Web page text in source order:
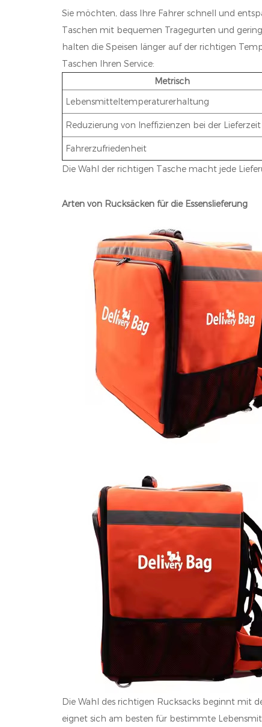
Sie möchten, dass Ihre Fahrer schnell und
Taschen mit bequemen Tragegurten und
halten die Speisen länger auf der richtigen
Taschen Ihren Service:
Metrisch
Lebensmitteltemperaturerhaltung
Reduzierung von Ineffizienzen bei der Lieferzeit
Fahrerzufriedenheit
Die Wahl der richtigen Tasche macht jede
Arten von Rucksäcken für die Essenslieferung
Die Wahl des richtigen Rucksacks beginnt mit
eignet sich am besten für bestimmte